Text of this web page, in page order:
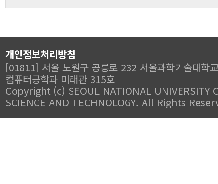
개인정보처리방침
[01811] 서울 노원구 공릉로 232 서울과학기술대학
컴퓨터공학과 미래관 315호
Copyright (c) SEOUL NATIONAL UNIVERSITY
SCIENCE AND TECHNOLOGY. All Rights